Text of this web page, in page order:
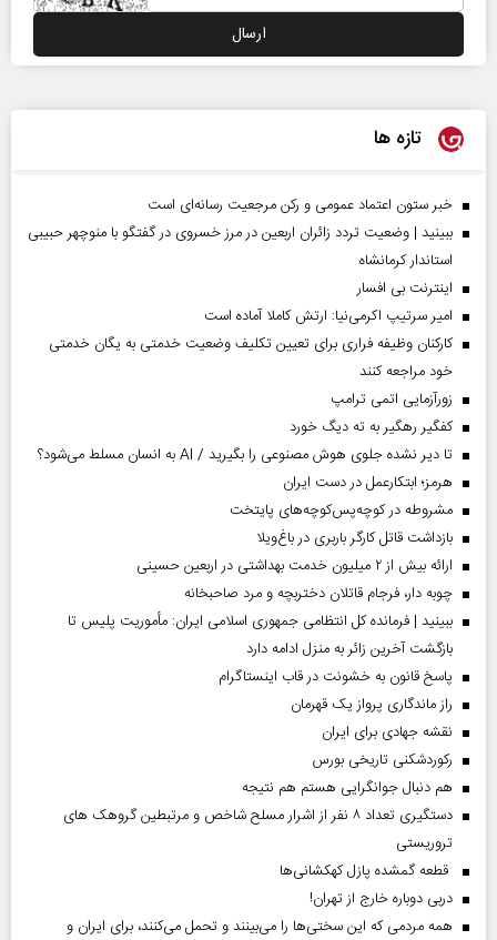
تازه ها
خبر ستون اعتماد عمومی و رکن مرجعیت رسانه‌ای است
ببینید | وضعیت تردد زائران اربعین در مرز خسروی در گفتگو با منوچهر حبیبی
استاندار کرمانشاه
اینترنت بی افسار
امیر سرتیپ اکرمی‌نیا: ارتش کاملا آماده است
کارکنان وظیفه فراری برای تعیین تکلیف وضعیت خدمتی به یگان خدمتی
خود مراجعه کنند
زورآزمایی اتمی ترامپ
کفگیر رهگیر به ته دیگ خورد
تا دیر نشده جلوی هوش مصنوعی را بگیرید / AI به انسان مسلط می‌شود؟
هرمز؛ ابتکارعمل در دست ایران
مشروطه در کوچه‌پس‌کوچه‌های پایتخت
بازداشت قاتل کارگر باربری در باغ‌ویلا
ارائه بیش از ۲ میلیون خدمت بهداشتی در اربعین حسینی
چوبه دار، فرجام قاتلان دختربچه و مرد صاحبخانه
ببینید | فرمانده کل انتظامی جمهوری اسلامی ایران­: مأموریت پلیس تا
بازگشت آخرین زائر به منزل ادامه دارد
پاسخ قانون به خشونت در قاب اینستاگرام
راز ماندگاری پرواز یک قهرمان
نقشه جهادی برای ایران
رکوردشکنی تاریخی بورس
هم دنبال جوانگرایی هستم هم نتیجه
دستگیری تعداد ۸ نفر از اشرار مسلح شاخص و مرتبطین گروهک های
تروریستی
قطعه گمشده پازل کهکشانی‌ها
دربی دوباره خارج از تهران!
همه مردمی که این سختی‌ها را می‌بینند و تحمل می‌کنند، برای ایران و